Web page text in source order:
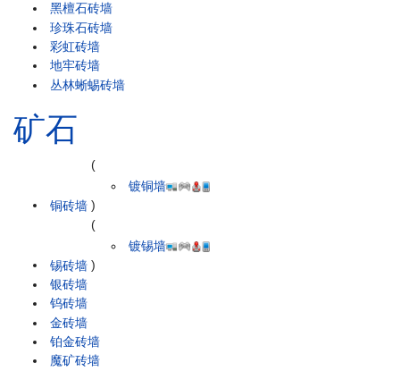
黑檀石砖墙
珍珠石砖墙
彩虹砖墙
地牢砖墙
丛林蜥蜴砖墙
矿石
铜砖墙
(
镀铜墙
)
锡砖墙
(
镀锡墙
)
银砖墙
钨砖墙
金砖墙
铂金砖墙
魔矿砖墙